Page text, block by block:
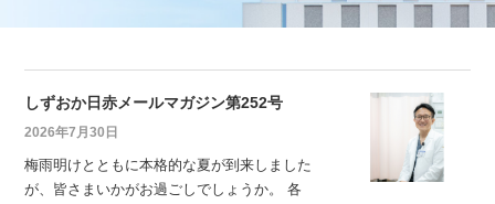
しずおか日赤メールマガジン第252号
2026年7月30日
梅雨明けとともに本格的な夏が到来しました
が、皆さまいかがお過ごしでしょうか。 各